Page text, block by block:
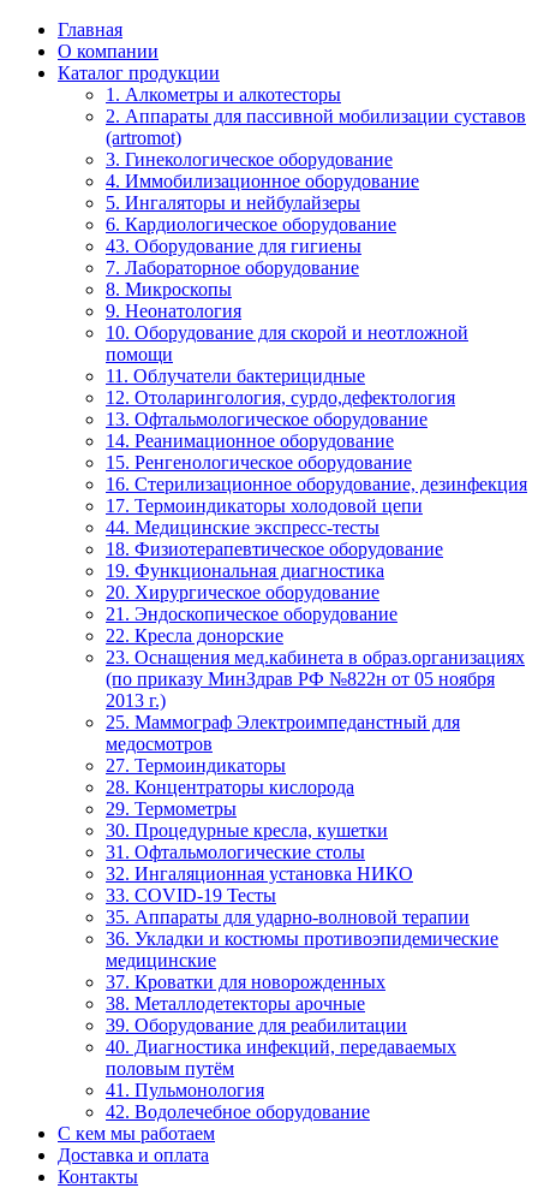
Главная
О компании
Каталог продукции
1. Алкометры и алкотесторы
2. Аппараты для пассивной мобилизации суставов
(artromot)
3. Гинекологическое оборудование
4. Иммобилизационное оборудование
5. Ингаляторы и нейбулайзеры
6. Кардиологическое оборудование
43. Оборудование для гигиены
7. Лабораторное оборудование
8. Микроскопы
9. Неонатология
10. Оборудование для скорой и неотложной
помощи
11. Облучатели бактерицидные
12. Отоларингология, сурдо,дефектология
13. Офтальмологическое оборудование
14. Реанимационное оборудование
15. Ренгенологическое оборудование
16. Стерилизационное оборудование, дезинфекция
17. Термоиндикаторы холодовой цепи
44. Медицинские экспресс-тесты
18. Физиотерапевтическое оборудование
19. Функциональная диагностика
20. Хирургическое оборудование
21. Эндоскопическое оборудование
22. Кресла донорские
23. Оснащения мед.кабинета в образ.организациях
(по приказу МинЗдрав РФ №822н от 05 ноября
2013 г.)
25. Маммограф Электроимпеданстный для
медосмотров
27. Термоиндикаторы
28. Концентраторы кислорода
29. Термометры
30. Процедурные кресла, кушетки
31. Офтальмологические столы
32. Ингаляционная установка НИКО
33. COVID-19 Тесты
35. Аппараты для ударно-волновой терапии
36. Укладки и костюмы противоэпидемические
медицинские
37. Кроватки для новорожденных
38. Металлодетекторы арочные
39. Оборудование для реабилитации
40. Диагностика инфекций, передаваемых
половым путём
41. Пульмонология
42. Водолечебное оборудование
С кем мы работаем
Доставка и оплата
Контакты